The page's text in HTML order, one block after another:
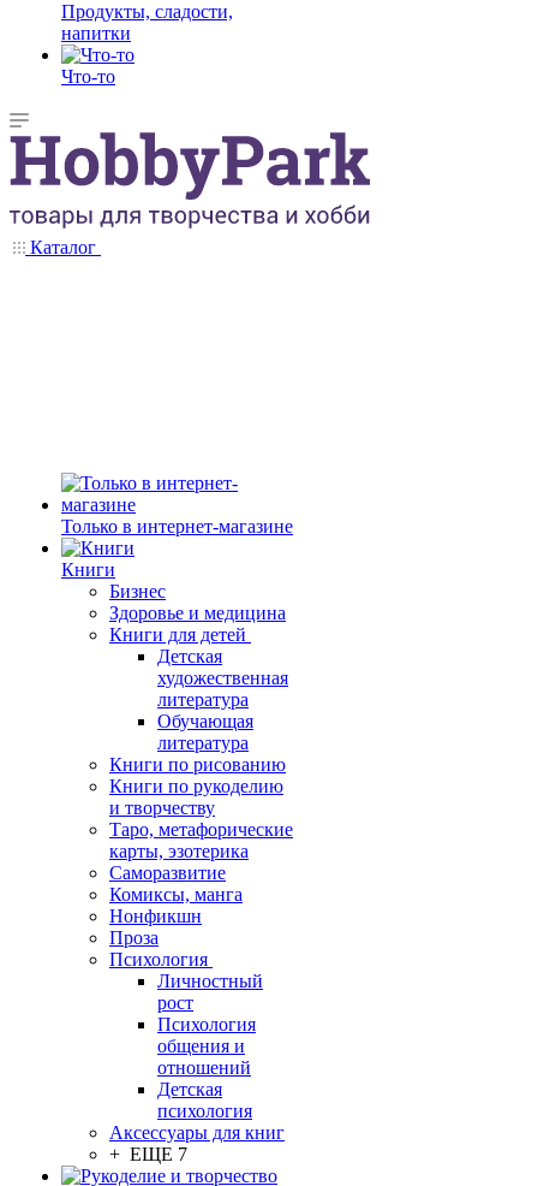
Продукты, сладости,
напитки
Что-то
Каталог
Только в интернет-магазине
Книги
Бизнес
Здоровье и медицина
Книги для детей
Детская
художественная
литература
Обучающая
литература
Книги по рисованию
Книги по рукоделию
и творчеству
Таро, метафорические
карты, эзотерика
Саморазвитие
Комиксы, манга
Нонфикшн
Проза
Психология
Личностный
рост
Психология
общения и
отношений
Детская
психология
Аксессуары для книг
+ ЕЩЕ 7